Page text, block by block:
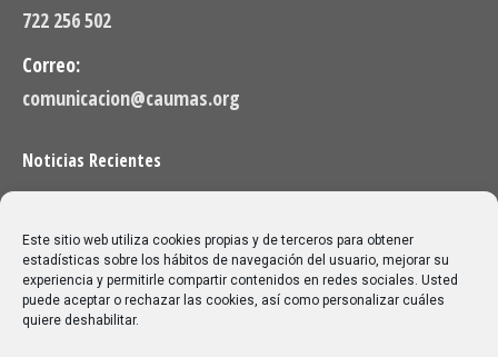
Este sitio web utiliza cookies propias y de terceros para obtener
estadísticas sobre los hábitos de navegación del usuario, mejorar su
experiencia y permitirle compartir contenidos en redes sociales. Usted
puede aceptar o rechazar las cookies, así como personalizar cuáles
quiere deshabilitar.
722 256 502
Correo:
comunicacion@caumas.org
Noticias Recientes
Semana del 10 de agosto de 2026
06/08/2026
Melilla: una joya escondida para viajar sin prisa